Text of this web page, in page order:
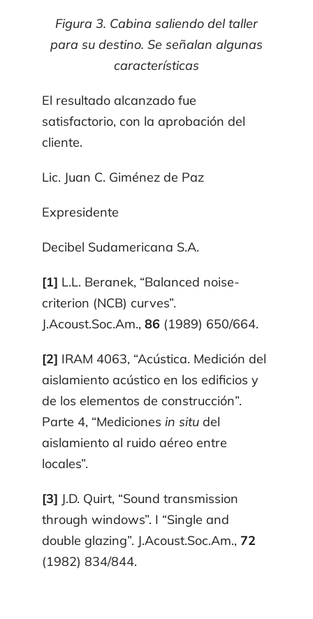
Figura 3. Cabina saliendo del taller
para su destino. Se señalan algunas
características
El resultado alcanzado fue
satisfactorio, con la aprobación del
cliente.
Lic. Juan C. Giménez de Paz
Expresidente
Decibel Sudamericana S.A.
[1] L.L. Beranek, “Balanced noise-
criterion (NCB) curves”.
J.Acoust.Soc.Am., 86 (1989) 650/664.
[2] IRAM 4063, “Acústica. Medición del
aislamiento acústico en los edificios y
de los elementos de cons­trucción”.
Parte 4, “Mediciones in situdel
aislamiento al ruido aéreo entre
locales”.
[3] J.D. Quirt, “Sound transmission
through windows”. I “Single and
double glazing”. J.Acoust.Soc.Am., 72
(1982) 834/844.